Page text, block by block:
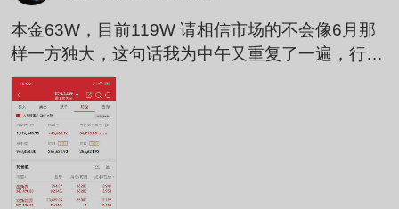
本金63W，目前119W 请相信市场的不会像6月那
样一方独大，这句话我为中午又重复了一遍，行情
还是轮动的，会有很多机会。 今日竞价卖出$济民
健康(SH603222)$，买入$立新能源(SZ001258)
$，低吸$惠天热电(SZ000692)$，继续持有金新
农。 还好科技跳得不多，不然买科技的又会慌了。
大家点赞评论支持是我更新的动力，在此谢过。声
明：以上纯属个人看法，据此操作盈亏自负。